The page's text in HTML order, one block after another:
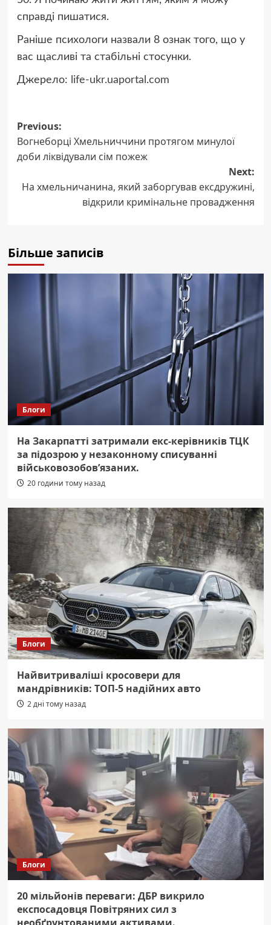
справді пишатися.
Раніше психологи назвали 8 ознак того, що у
вас щасливі та стабільні стосунки.
Джерело: life-ukr.uaportal.com
Post
navigation
Previous:
Вогнеборці Хмельниччини протягом минулої
доби ліквідували сім пожеж
Next:
На хмельничанина, який заборгував ексдружині,
відкрили кримінальне провадження
Більше записів
Блоги
На Закарпатті затримали екс-керівників ТЦК
за підозрою у незаконному списуванні
військовозобов’язаних.
20 години тому назад
Блоги
Найвитриваліші кросовери для
мандрівників: ТОП-5 надійних авто
2 дні тому назад
Блоги
20 мільйонів переваги: ДБР викрило
експосадовця Повітряних сил з